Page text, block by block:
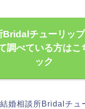
Bridalチューリッ
調べている方はこ
ック
婚相談所Bridalチュ